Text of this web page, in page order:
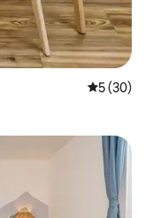
5 (30)